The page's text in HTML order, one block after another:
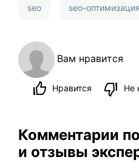
seo seo-оптимизация
Вам нравится
Нравится Не
Комментарии
и отзывы